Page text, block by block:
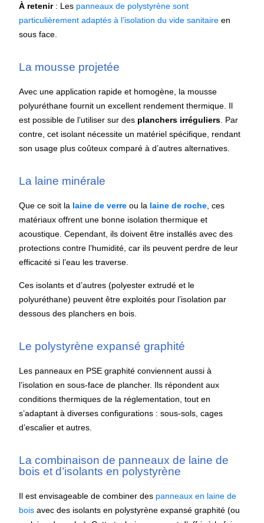
À retenir: Les panneaux de polystyrène sont
particulièrement adaptés à l’isolation du vide sanitaire en
sous face.
La mousse projetée
Avec une application rapide et homogène, la mousse
polyuréthane fournit un excellent rendement thermique. Il
est possible de l’utiliser sur des planchers irréguliers . Par
contre, cet isolant nécessite un matériel spécifique, rendant
son usage plus coûteux comparé à d’autres alternatives.
La laine minérale
Que ce soit la laine de verre ou la laine de roche, ces
matériaux offrent une bonne isolation thermique et
acoustique. Cependant, ils doivent être installés avec des
protections contre l’humidité, car ils peuvent perdre de leur
efficacité si l’eau les traverse.
Ces isolants et d’autres (polyester extrudé et le
polyuréthane) peuvent être exploités pour l’isolation par
dessous des planchers en bois.
Le polystyrène expansé graphité
Les panneaux en PSE graphité conviennent aussi à
l’isolation en sous-face de plancher. Ils répondent aux
conditions thermiques de la réglementation, tout en
s’adaptant à diverses configurations : sous-sols, cages
d’escalier et autres.
La combinaison de panneaux de laine de
bois et d’isolants en polystyrène
Il est envisageable de combiner des panneaux en laine de
bois avec des isolants en polystyrène expansé graphité (ou